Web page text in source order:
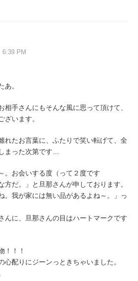
6:39 PM
あ。
相手さんにもそんな風に思って頂けて、
ざいます。
れたお言葉に、ふたりで笑い転げて、全
まった次第です…
。お会いする度（って２度です
方だ。」と旦那さんが申しております。
。我が家には無い品があるよね～。」っ
んに、旦那さんの目はハートマークです
！！！
心配りにジーンっときちゃいました。